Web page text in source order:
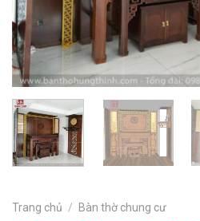
Trang chủ / Bàn thờ chung cư